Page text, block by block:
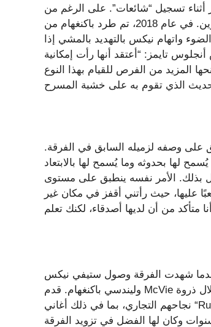
أثناء تسجيل “شائعات”. على الرغم من
أنهم استمروا في العمل معًا، إلا أنهم أصبحوا بعد ذلك متعاونين غير مستقرين. في عام 2018، تم طرد باكنغهام من
واتهام نيكس بالتهديد بالمشي إذا
تايمز: “أعتقد أنها رأت إمكانية
المزيد من الفرص للقيام بهذا النوع
على وصفه لزميله السابق في الفرقة.
لها بحدوثه وما يُسمح لها بالابتعاد
بذلك. الأمر نفسه ينطبق على مستوى
عليها، حيث رأتني أقفز في مكان غير
شهدت الفرقة وصول ستيفي نيكس
وليندسي باكنغهام. قدم McVie غناءًا لبعض أكبر أغاني الفرقة حتى تلك اللحظة، وسيستمر في القيام بذلك خلال ذروة
نجاحهم التجاري، بما في ذلك أغاني “Rumours” و”You Make Loving Fun” و”Don’t Stop”. ومع ذلك، وجدت نفسها
وكان لها الفضل في تزويد الفرقة